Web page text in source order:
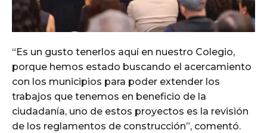
“Es un gusto tenerlos aquí en nuestro Colegio,
porque hemos estado buscando el acercamiento
con los municipios para poder extender los
trabajos que tenemos en beneficio de la
ciudadanía, uno de estos proyectos es la revisión
de los reglamentos de construcción”, comentó.